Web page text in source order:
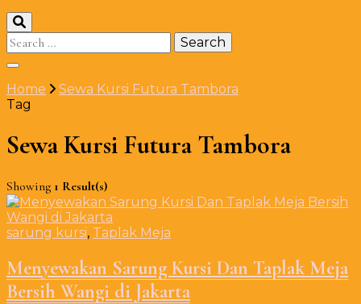
Search
for:
Home
Sewa Kursi Futura Tambora
Tag
Sewa Kursi Futura Tambora
Showing 1 Result(s)
sarung kursi, Taplak Meja
Menyewakan Sarung Kursi Dan Taplak Meja
Bersih Wangi di Jakarta